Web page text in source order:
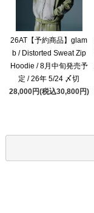
26AT【予約商品】glam
b / Distorted Sweat Zip
Hoodie / 8月中旬発売予
定 / 26年 5/24 〆切
28,000円(税込30,800円)